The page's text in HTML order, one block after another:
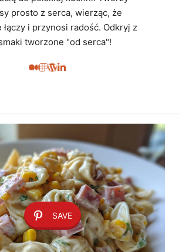
prosto z serca, wierząc, że
łączy i przynosi radość. Odkryj z
tworzone "od serca"!
SAVE